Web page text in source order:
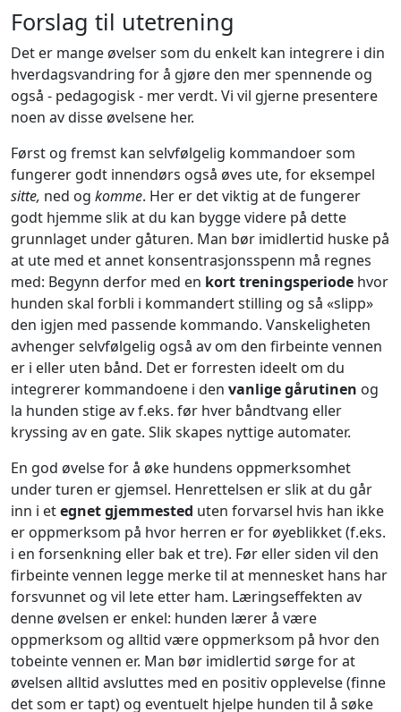
Forslag til utetrening
Det er mange øvelser som du enkelt kan integrere i din
hverdagsvandring for å gjøre den mer spennende og
også - pedagogisk - mer verdt. Vi vil gjerne presentere
noen av disse øvelsene her.
Først og fremst kan selvfølgelig kommandoer som
fungerer godt innendørs også øves ute, for eksempel
sitte, ned og komme. Her er det viktig at de fungerer
godt hjemme slik at du kan bygge videre på dette
grunnlaget under gåturen. Man bør imidlertid huske på
at ute med et annet konsentrasjonsspenn må regnes
med: Begynn derfor med en kort treningsperiode hvor
hunden skal forbli i kommandert stilling og så «slipp»
den igjen med passende kommando. Vanskeligheten
avhenger selvfølgelig også av om den firbeinte vennen
er i eller uten bånd. Det er forresten ideelt om du
integrerer kommandoene i den vanlige gårutinen og
la hunden stige av f.eks. før hver båndtvang eller
kryssing av en gate. Slik skapes nyttige automater.
En god øvelse for å øke hundens oppmerksomhet
under turen er gjemsel. Henrettelsen er slik at du går
inn i etegnet gjemmested uten forvarsel hvis han ikke
er oppmerksom på hvor herren er for øyeblikket (f.eks.
i en forsenkning eller bak et tre). Før eller siden vil den
firbeinte vennen legge merke til at mennesket hans har
forsvunnet og vil lete etter ham. Læringseffekten av
denne øvelsen er enkel: hunden lærer å være
oppmerksom og alltid være oppmerksom på hvor den
tobeinte vennen er. Man bør imidlertid sørge for at
øvelsen alltid avsluttes med en positiv opplevelse (finne
det som er tapt) og eventuelt hjelpe hunden til å søke